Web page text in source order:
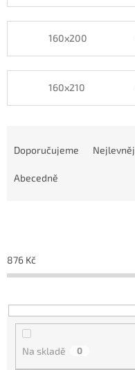
160x200
160x210
o
d
k
t
Doporučujeme
Abecedně
876 Kč
Na skladě 0